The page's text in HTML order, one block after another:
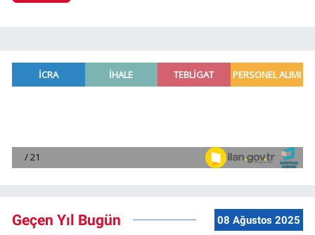
Geçen Yıl Bugün 08 Ağustos 2025